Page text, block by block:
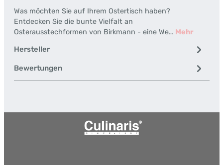
Was möchten Sie auf Ihrem Ostertisch haben?
Entdecken Sie die bunte Vielfalt an
Osterausstechformen von Birkmann - eine We… Mehr
Hersteller
Bewertungen